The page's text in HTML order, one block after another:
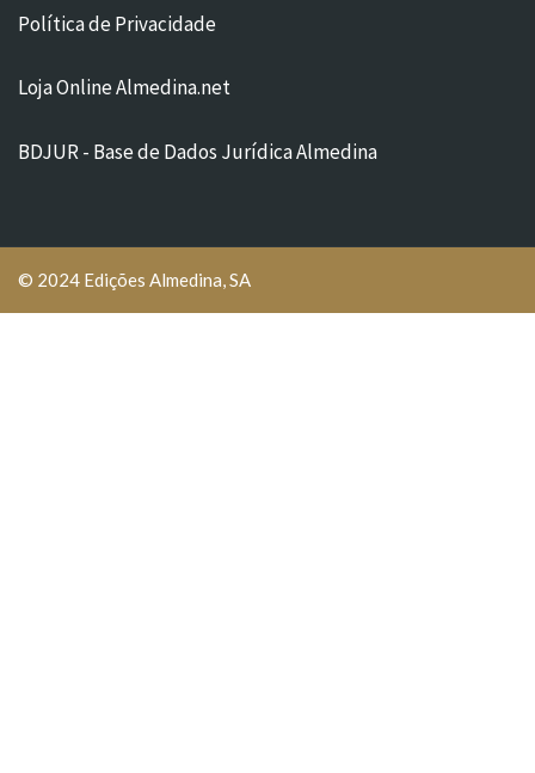
Política de Privacidade
Loja Online Almedina.net
BDJUR - Base de Dados Jurídica Almedina
© 2024 Edições Almedina, SA